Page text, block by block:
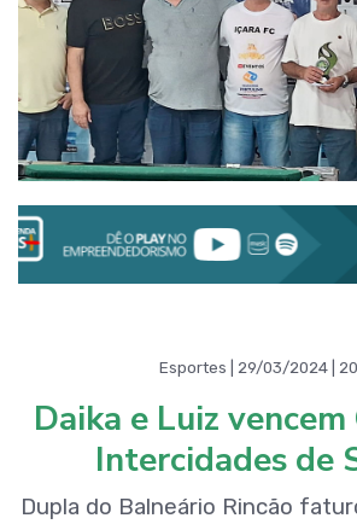
Esportes | 29/03/2024 |
Daika e Luiz vencem
Intercidades de
Dupla do Balneário Rincão